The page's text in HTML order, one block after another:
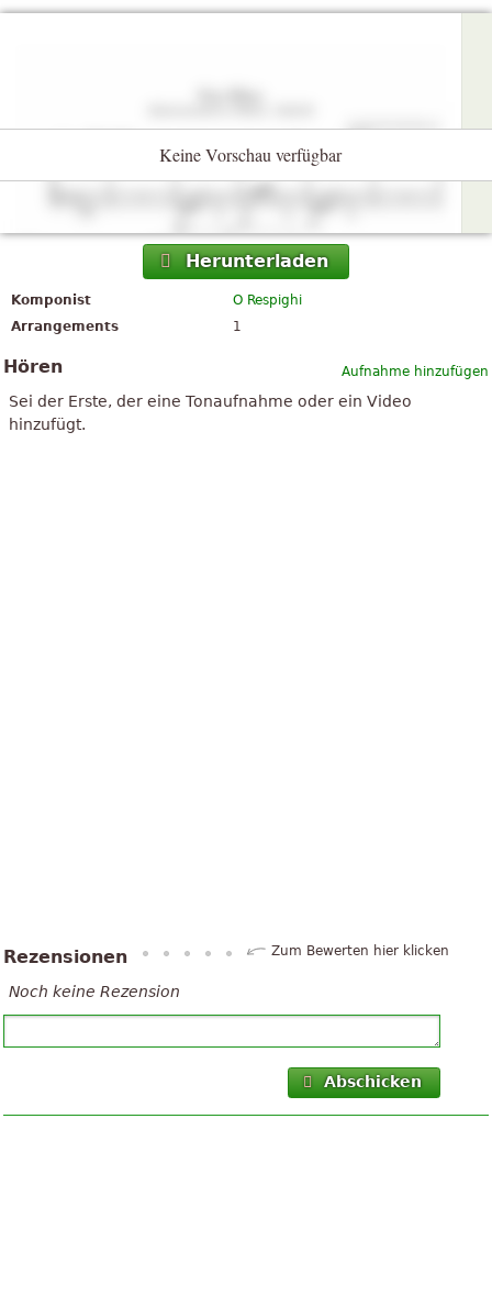
Keine Vorschau verfügbar
Herunterladen
Komponist
O Respighi
Arrangements
1
Aufnahme hinzufügen
Hören
Sei der Erste, der eine Tonaufnahme oder ein Video
hinzufügt.
Rezensionen Zum Bewerten hier klicken
Noch keine Rezension
Abschicken